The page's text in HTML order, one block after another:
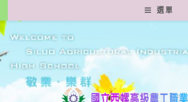
轉
至
要
容
選單